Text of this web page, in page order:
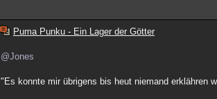
Puma Punku - Ein Lager der Götter
@Jones
"Es konnte mir übrigens bis heut niemand erklähren